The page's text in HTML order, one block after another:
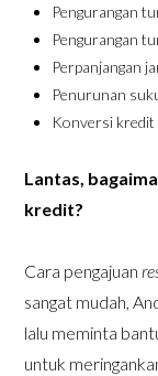
Pengurangan
Pengurangan
Perpanjangan
Penurunan
Konversi kredit
Lantas,
kredit?
Cara pengajuan
sangat mudah,
lalu meminta
untuk